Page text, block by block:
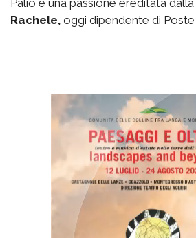
Palio è una passione ereditata dalla
Rachele, oggi dipendente di Poste